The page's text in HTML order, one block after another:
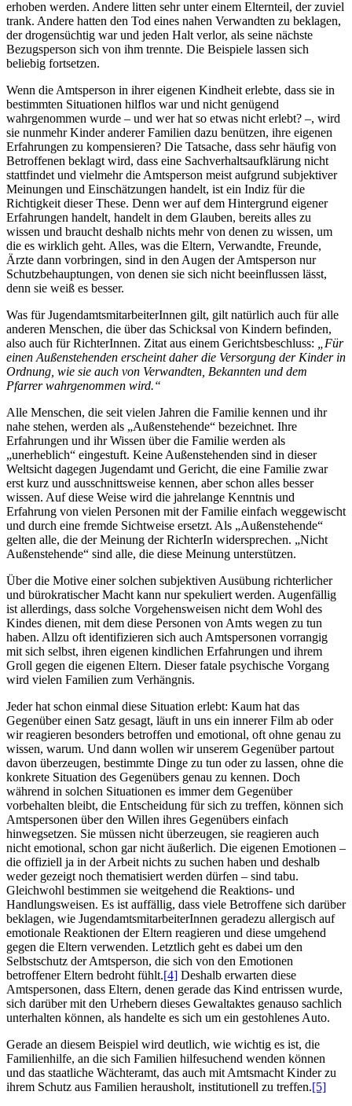
erhoben werden. Andere litten sehr unter einem Elternteil, der zuviel
trank. Andere hatten den Tod eines nahen Verwandten zu beklagen,
der drogen­süchtig war und jeden Halt verlor, als seine nächste
Bezugsperson sich von ihm trennte. Die Beispiele lassen sich
beliebig fortsetzen.
Wenn die Amtsperson in ihrer eigenen Kindheit erlebte, dass sie in
bestimmten Situationen hilflos war und nicht genügend
wahrgenommen wurde – und wer hat so etwas nicht erlebt? –, wird
sie nunmehr Kinder anderer Familien dazu benützen, ihre eigenen
Erfahrungen zu kompensieren? Die Tatsache, dass sehr häufig von
Betroffenen beklagt wird, dass eine Sach­verhalts­aufklärung nicht
stattfindet und vielmehr die Amtsperson meist aufgrund subjektiver
Meinungen und Einschätzungen handelt, ist ein Indiz für die
Richtigkeit dieser These. Denn wer auf dem Hintergrund eigener
Erfahrungen handelt, handelt in dem Glauben, bereits alles zu
wissen und braucht deshalb nichts mehr von denen zu wissen, um
die es wirklich geht. Alles, was die Eltern, Verwandte, Freunde,
Ärzte dann vorbringen, sind in den Augen der Amtsperson nur
Schutzbehauptungen, von denen sie sich nicht beeinflussen lässt,
denn sie weiß es besser.
Was für Jugend­amts­mit­arbeiterInnen gilt, gilt natürlich auch für alle
anderen Menschen, die über das Schicksal von Kindern befinden,
also auch für RichterInnen. Zitat aus einem Gerichts­beschluss: „Für
einen Außen­stehenden erscheint daher die Versorgung der Kinder in
Ordnung, wie sie auch von Verwandten, Bekannten und dem
Pfarrer wahrgenommen wird.“
Alle Menschen, die seit vielen Jahren die Familie kennen und ihr
nahe stehen, werden als „Außen­stehende“ bezeichnet. Ihre
Erfahrungen und ihr Wissen über die Familie werden als
„unerheblich“ eingestuft. Keine Außen­stehenden sind in dieser
Weltsicht dagegen Jugendamt und Gericht, die eine Familie zwar
erst kurz und ausschnittsweise kennen, aber schon alles besser
wissen. Auf diese Weise wird die jahrelange Kenntnis und
Erfahrung von vielen Personen mit der Familie einfach weggewischt
und durch eine fremde Sichtweise ersetzt. Als „Außen­stehende“
gelten alle, die der Meinung der RichterIn widersprechen. „Nicht
Außen­stehende“ sind alle, die diese Meinung unterstützen.
Über die Motive einer solchen subjektiven Ausübung richterlicher
und bürokratischer Macht kann nur spekuliert werden. Augenfällig
ist allerdings, dass solche Vorgehens­weisen nicht dem Wohl des
Kindes dienen, mit dem diese Personen von Amts wegen zu tun
haben. Allzu oft identifizieren sich auch Amtspersonen vorrangig
mit sich selbst, ihren eigenen kindlichen Erfahrungen und ihrem
Groll gegen die eigenen Eltern. Dieser fatale psychische Vorgang
wird vielen Familien zum Verhängnis.
Jeder hat schon einmal diese Situation erlebt: Kaum hat das
Gegenüber einen Satz gesagt, läuft in uns ein innerer Film ab oder
wir reagieren besonders betroffen und emotional, oft ohne genau zu
wissen, warum. Und dann wollen wir unserem Gegenüber partout
davon überzeugen, bestimmte Dinge zu tun oder zu lassen, ohne die
konkrete Situation des Gegenübers genau zu kennen. Doch
während in solchen Situationen es immer dem Gegenüber
vorbehalten bleibt, die Entscheidung für sich zu treffen, können sich
Amtspersonen über den Willen ihres Gegenübers einfach
hinwegsetzen. Sie müssen nicht überzeugen, sie reagieren auch
nicht emotional, schon gar nicht äußerlich. Die eigenen Emotionen –
die offiziell ja in der Arbeit nichts zu suchen haben und deshalb
weder gezeigt noch thematisiert werden dürfen – sind tabu.
Gleichwohl bestimmen sie weitgehend die Reaktions- und
Handlungsweisen. Es ist auffällig, dass viele Betroffene sich darüber
beklagen, wie Jugend­amts­mit­arbeiterInnen geradezu allergisch auf
emotionale Reaktionen der Eltern reagieren und diese umgehend
gegen die Eltern verwenden. Letztlich geht es dabei um den
Selbstschutz der Amtsperson, die sich von den Emotionen
betroffener Eltern bedroht fühlt.[4] Deshalb erwarten diese
Amtspersonen, dass Eltern, denen gerade das Kind entrissen wurde,
sich darüber mit den Urhebern dieses Gewaltaktes genauso sachlich
unterhalten können, als handelte es sich um ein gestohlenes Auto.
Gerade an diesem Beispiel wird deutlich, wie wichtig es ist, die
Familienhilfe, an die sich Familien hilfesuchend wenden können
und das staatliche Wächteramt, das auch mit Amtsmacht Kinder zu
ihrem Schutz aus Familien herausholt, institutionell zu treffen.[5]